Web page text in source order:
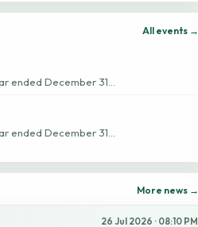
All events →
ended December 31…
ended December 31…
More news →
26 Jul 2026 · 08:10 PM